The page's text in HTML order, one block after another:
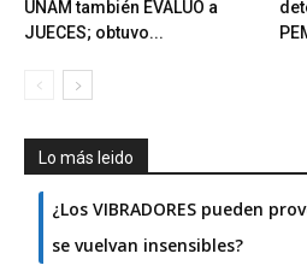
UNAM también EVALUÓ a
JUECES; obtuvo...
Lo más leido
¿Los VIBRADORES pueden
se vuelvan insensibles?